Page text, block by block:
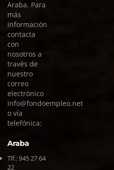
Araba. Para
más
información
contacta
con
nosotros a
través de
nuestro
correo
electrónico
info@fondoempleo.net
o vía
telefónica:
Araba
Tlf.:945 27 64
22